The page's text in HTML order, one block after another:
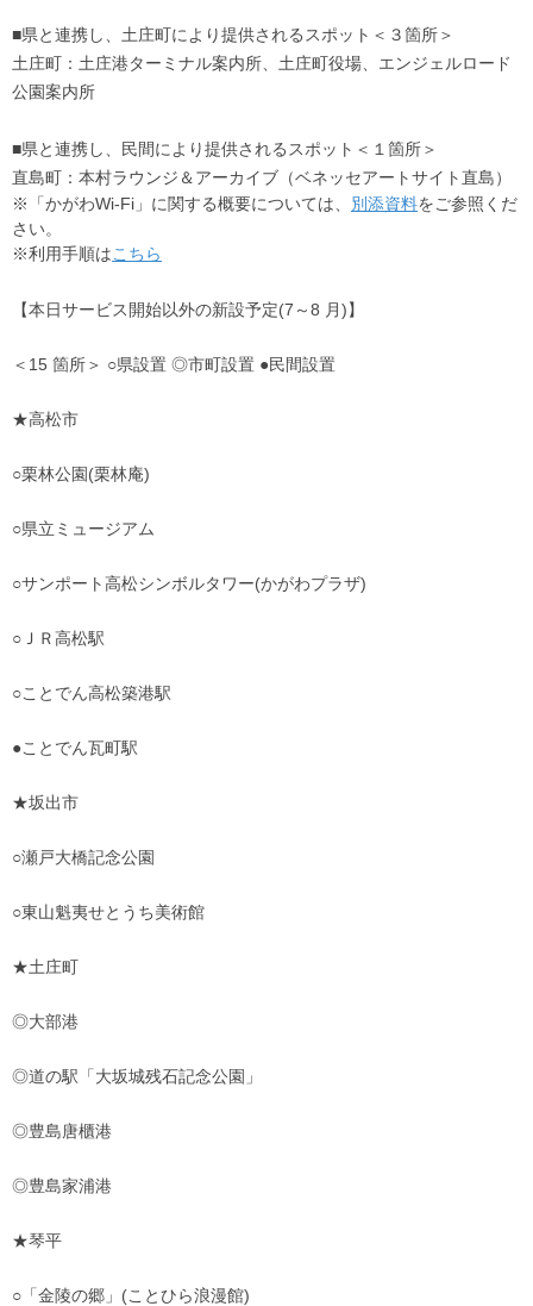
■県と連携し、土庄町により提供されるスポット＜３箇所＞
土庄町：土庄港ターミナル案内所、土庄町役場、エンジェルロード
公園案内所
■県と連携し、民間により提供されるスポット＜１箇所＞
直島町：本村ラウンジ＆アーカイブ（ベネッセアートサイト直島）
※「かがわWi-Fi」に関する概要については、 別添資料をご参照くだ
さい。
※利用手順はこちら
【本日サービス開始以外の新設予定(7～8 月)】
＜15 箇所＞ ○県設置 ◎市町設置 ●民間設置
★高松市
○栗林公園(栗林庵)
○県立ミュージアム
○サンポート高松シンボルタワー(かがわプラザ)
○ＪＲ高松駅
○ことでん高松築港駅
●ことでん瓦町駅
★坂出市
○瀬戸大橋記念公園
○東山魁夷せとうち美術館
★土庄町
◎大部港
◎道の駅「大坂城残石記念公園」
◎豊島唐櫃港
◎豊島家浦港
★琴平
○「金陵の郷」(ことひら浪漫館)